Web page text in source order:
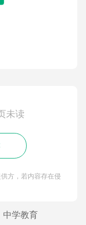
未读
方，若内容存在侵
中学教育